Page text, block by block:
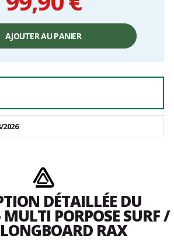
AJOUTER AU PANIER
2026
DÉTAILLÉE DU
PORPOSE SURF /
RAX